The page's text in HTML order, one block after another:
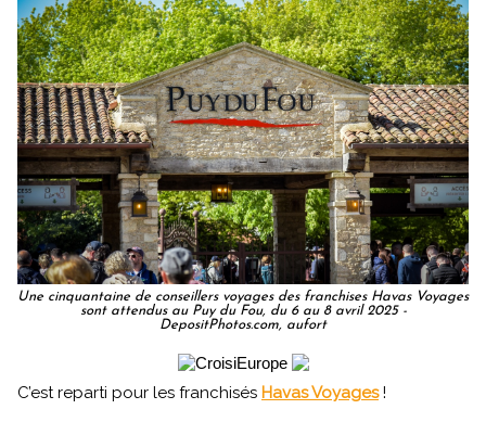
Une cinquantaine de conseillers voyages des franchises Havas Voyages
sont attendus au Puy du Fou, du 6 au 8 avril 2025 -
DepositPhotos.com, aufort
C’est reparti pour les franchisés Havas Voyages!